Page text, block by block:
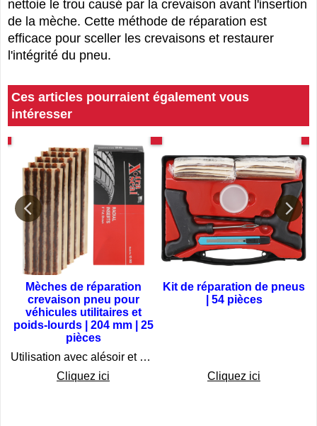
conjonction avec un alésoir, un outil qui agrandit et
nettoie le trou causé par la crevaison avant l'insertion
de la mèche. Cette méthode de réparation est
efficace pour sceller les crevaisons et restaurer
Ces articles pourraient également vous
intéresser
25 pièces
Mèches de réparation
crevaison pneu pour
véhicules utilitaires et
poids-lourds | 204 mm | 25
pièces
€18.75
50 méches
Kit de réparation de pneus
€45.75